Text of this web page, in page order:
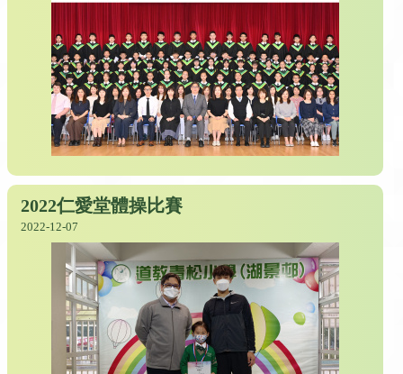
2022仁愛堂體操比賽
2022-12-07